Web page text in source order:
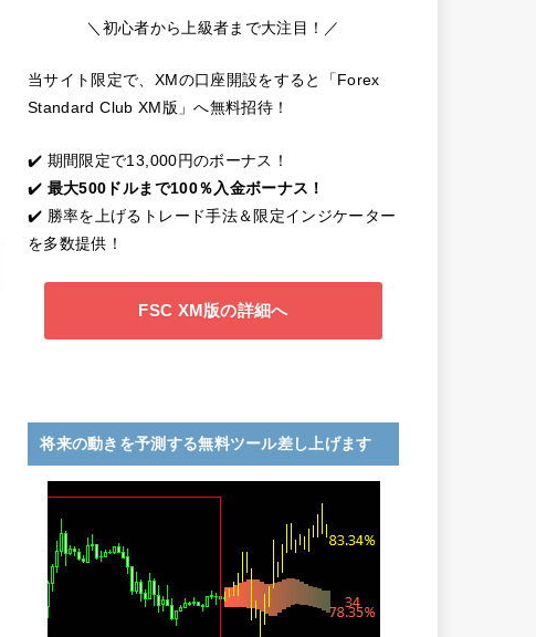
＼初心者から上級者まで大注目！／
当サイト限定で、XMの口座開設をすると「Forex
Standard Club XM版」へ無料招待！
✔️ 期間限定で13,000円のボーナス！
✔️ 最大500ドルまで100％入金ボーナス！
✔️ 勝率を上げるトレード手法＆限定インジケーター
を多数提供！
FSC XM版の詳細へ
将来の動きを予測する無料ツール差し上げます